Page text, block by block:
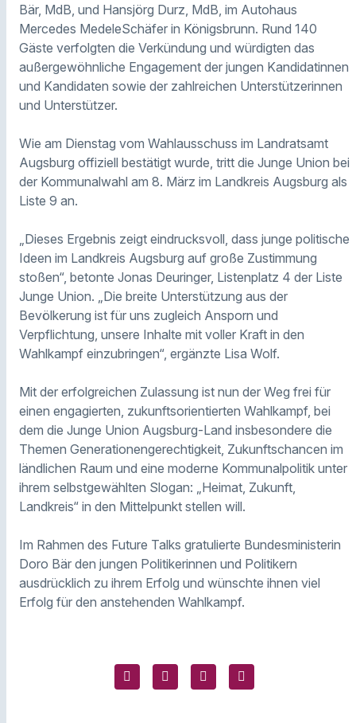
Bär, MdB, und Hansjörg Durz, MdB, im Autohaus
Mercedes MedeleSchäfer in Königsbrunn. Rund 140
Gäste verfolgten die Verkündung und würdigten das
außergewöhnliche Engagement der jungen Kandidatinnen
und Kandidaten sowie der zahlreichen Unterstützerinnen
und Unterstützer.
Wie am Dienstag vom Wahlausschuss im Landratsamt
Augsburg offiziell bestätigt wurde, tritt die Junge Union bei
der Kommunalwahl am 8. März im Landkreis Augsburg als
Liste 9 an.
„Dieses Ergebnis zeigt eindrucksvoll, dass junge politische
Ideen im Landkreis Augsburg auf große Zustimmung
stoßen“, betonte Jonas Deuringer, Listenplatz 4 der Liste
Junge Union. „Die breite Unterstützung aus der
Bevölkerung ist für uns zugleich Ansporn und
Verpflichtung, unsere Inhalte mit voller Kraft in den
Wahlkampf einzubringen“, ergänzte Lisa Wolf.
Mit der erfolgreichen Zulassung ist nun der Weg frei für
einen engagierten, zukunftsorientierten Wahlkampf, bei
dem die Junge Union Augsburg-Land insbesondere die
Themen Generationengerechtigkeit, Zukunftschancen im
ländlichen Raum und eine moderne Kommunalpolitik unter
ihrem selbstgewählten Slogan: „Heimat, Zukunft,
Landkreis“ in den Mittelpunkt stellen will.
Im Rahmen des Future Talks gratulierte Bundesministerin
Doro Bär den jungen Politikerinnen und Politikern
ausdrücklich zu ihrem Erfolg und wünschte ihnen viel
Erfolg für den anstehenden Wahlkampf.